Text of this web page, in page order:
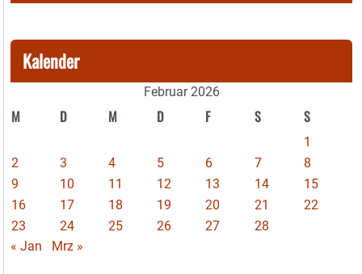
Kalender
Februar 2026
M D M D F S S
1
2
3 4 5 6 7
8
9
10 11 12 13 14
15
16
17 18 19 20 21
22
23
24 25 26 27
28
« Jan
Mrz »